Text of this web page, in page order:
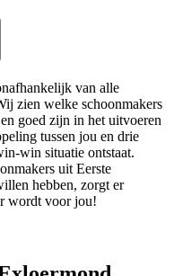
van alle
zien welke schoonmakers
goed zijn in het uitvoeren
tussen jou en drie
win situatie ontstaat.
uit Eerste
hebben, zorgt er
wordt voor jou!